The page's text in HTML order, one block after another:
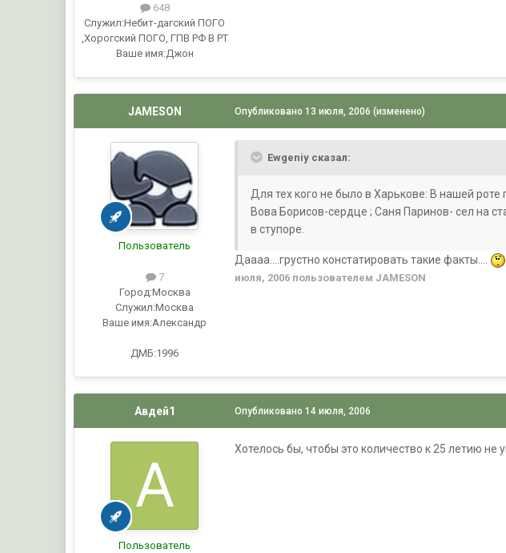
648
Служил:Небит-дагский ПОГО
,Хорогский ПОГО, ГПВ РФ В РТ
Ваше имя:Джон
JAMESON
Пользователь
7
Город:Москва
Служил:Москва
Ваше имя:Александр
ДМБ:1996
Опубликовано13 июля, 2006 (изменено)
Ewgeniy сказал:
Для тех кого не было в Харькове: В нашей роте
Вова Борисов-сердце ; Саня Паринов- сел на
в ступоре.
Даааа....грустно констатировать такие факты....
июля, 2006 пользователем JAMESON
Авдей1
Пользователь
Опубликовано14 июля, 2006
Хотелось бы, чтобы это количество к 25 летию не